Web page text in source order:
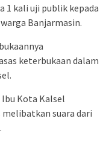
1 kali uji publik kepada
Banjarmasin.
keterbukaan dalam
Kota Kalsel
suara dari